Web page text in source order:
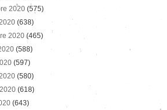
2020 (575)
(638)
2020(465)
(588)
(597)
(580)
(618)
(643)